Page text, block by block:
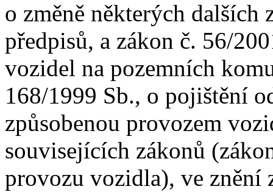
o změně některých dalších
předpisů, a zákon č. 56/
vozidel na pozemních
168/1999 Sb., o pojištění
způsobenou provozem
souvisejících zákonů
provozu vozidla), ve znění